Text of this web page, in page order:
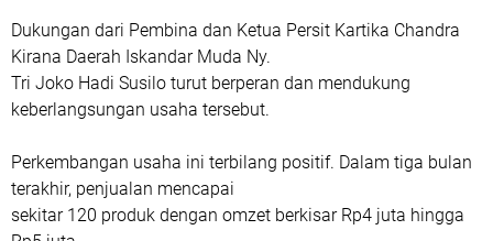
Dukungan dari Pembina dan Ketua Persit Kartika Chandra
Kirana Daerah Iskandar Muda Ny.
Tri Joko Hadi Susilo turut berperan dan mendukung
keberlangsungan usaha tersebut.
Perkembangan usaha ini terbilang positif. Dalam tiga bulan
terakhir, penjualan mencapai
sekitar 120 produk dengan omzet berkisar Rp4 juta hingga